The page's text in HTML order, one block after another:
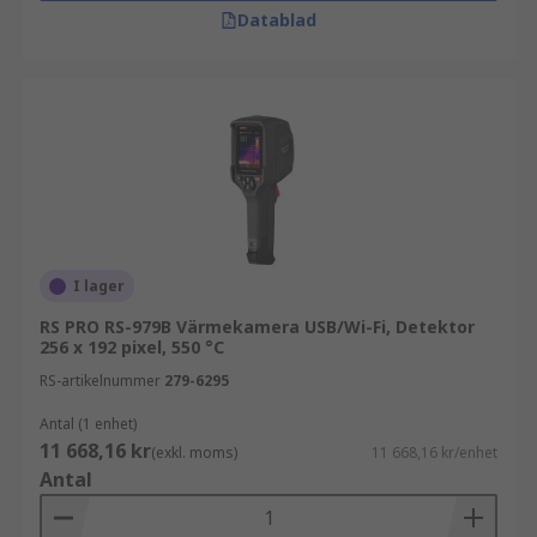
När du väljer värmekamera är det viktigt att ta
hänsyn till temperaturintervall, upplösning och
användningsområde. Rätt val säkerställer effektiv
felsökning och tillförlitlig temperaturanalys.
Datablad
I lager
RS PRO RS-979B Värmekamera USB/Wi-Fi, Detektor
256 x 192 pixel, 550 °C
RS-artikelnummer 279-6295
Antal (1 enhet)
11 668,16 kr(exkl. moms) 11 668,16 kr/enhet
Antal